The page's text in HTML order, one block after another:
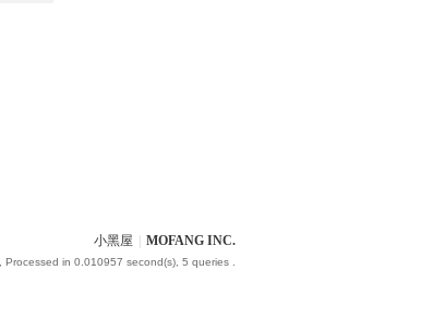
小黑屋 MOFANG INC.
, Processed in 0.010957 second(s), 5 queries .